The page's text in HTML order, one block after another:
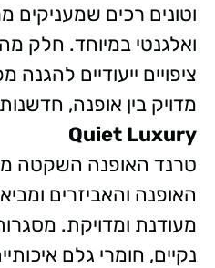
וטונים רכים שמעניקים
ואלגנטי במיוחד. חלק
ציפויים ייעודיים להגנה
מדויק בין אופנה, חדשנות
Quiet Luxury
טרנד האופנה השקטה
האופנה והאביזרים
מעודנת ומדויקת.
נקיים, חומרי גלם